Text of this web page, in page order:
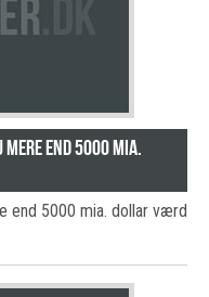
end 5000 mia.
end 5000 mia. dollar værd